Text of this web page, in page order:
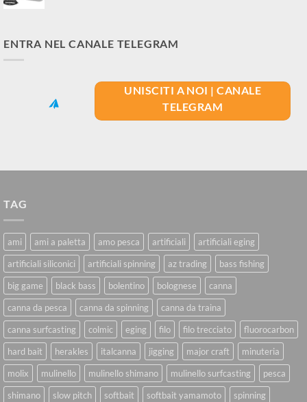
ENTRA NEL CANALE TELEGRAM
UNISCITI A NOI | CANALE
TELEGRAM
TAG
ami ami a paletta amo pesca artificiali
artificiali eging
artificiali siliconici
artificiali spinning az trading
bass fishing
big game
black bass bolentino bolognese
canna
canna da pesca
canna da spinning
canna da traina
canna surfcasting
colmic eging filo filo trecciato
fluorocarbon
hard bait
herakles italcanna jigging major craft
minuteria
molix
mulinello mulinello shimano mulinello surfcasting
pesca
shimano
slow pitch softbait softbait yamamoto
spinning